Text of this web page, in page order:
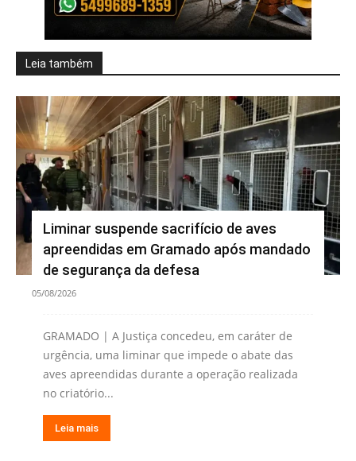
Leia também
Liminar suspende sacrifício de aves
apreendidas em Gramado após mandado
de segurança da defesa
05/08/2026
GRAMADO | A Justiça concedeu, em caráter de
urgência, uma liminar que impede o abate das
aves apreendidas durante a operação realizada
no criatório...
Leia mais